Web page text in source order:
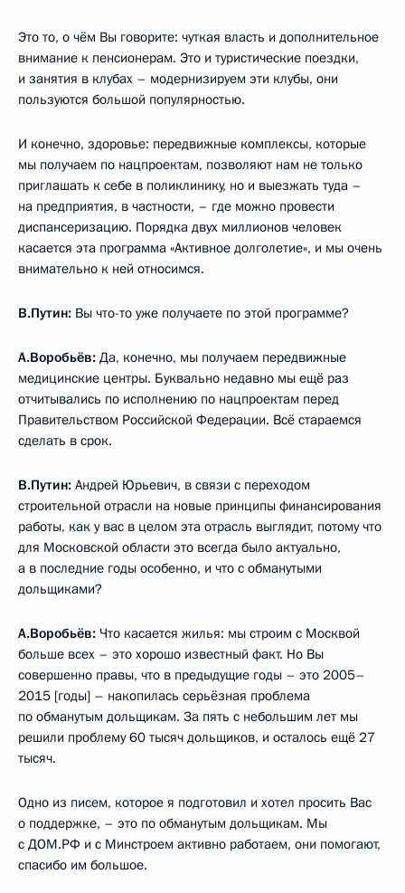
Это то, о чём Вы говорите: чуткая власть и дополнительное
внимание к пенсионерам. Это и туристические поездки,
и занятия в клубах – модернизируем эти клубы, они
пользуются большой популярностью.
И конечно, здоровье: передвижные комплексы, которые
мы получаем по нацпроектам, позволяют нам не только
приглашать к себе в поликлинику, но и выезжать туда –
на предприятия, в частности, – где можно провести
диспансеризацию. Порядка двух миллионов человек
касается эта программа «Активное долголетие», и мы очень
внимательно к ней относимся.
В.Путин: Вы что-то уже получаете по этой программе?
А.Воробьёв: Да, конечно, мы получаем передвижные
медицинские центры. Буквально недавно мы ещё раз
отчитывались по исполнению по нацпроектам перед
Правительством Российской Федерации. Всё стараемся
сделать в срок.
В.Путин: Андрей Юрьевич, в связи с переходом
строительной отрасли на новые принципы финансирования
работы, как у вас в целом эта отрасль выглядит, потому что
для Московской области это всегда было актуально,
а в последние годы особенно, и что с обманутыми
дольщиками?
А.Воробьёв: Что касается жилья: мы строим с Москвой
больше всех – это хорошо известный факт. Но Вы
совершенно правы, что в предыдущие годы – это 2005–
2015 [годы] – накопилась серьёзная проблема
по обманутым дольщикам. За пять с небольшим лет мы
решили проблему 60 тысяч дольщиков, и осталось ещё 27
тысяч.
Одно из писем, которое я подготовил и хотел просить Вас
о поддержке, – это по обманутым дольщикам. Мы
с ДОМ.РФ и с Минстроем активно работаем, они помогают,
спасибо им большое.